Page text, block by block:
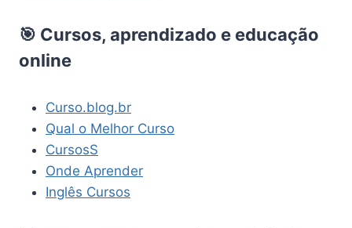
🎯 Cursos, aprendizado e educação
online
Curso.blog.br
Qual o Melhor Curso
CursosS
Onde Aprender
Inglês Cursos